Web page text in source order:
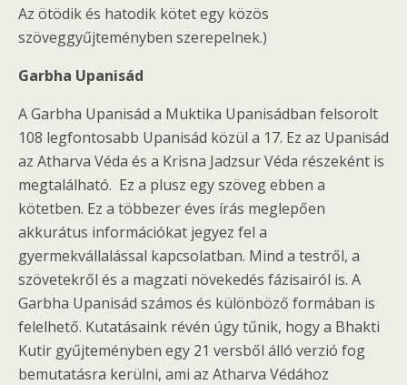
Az ötödik és hatodik kötet egy közös
szöveggyűjteményben szerepelnek.)
Garbha Upanisád
A Garbha Upanisád a Muktika Upanisádban felsorolt
108 legfontosabb Upanisád közül a 17. Ez az Upanisád
az Atharva Véda és a Krisna Jadzsur Véda részeként is
megtalálható. Ez a plusz egy szöveg ebben a
kötetben. Ez a többezer éves írás meglepően
akkurátus információkat jegyez fel a
gyermekvállalással kapcsolatban. Mind a testről, a
szövetekről és a magzati növekedés fázisairól is. A
Garbha Upanisád számos és különböző formában is
felelhető. Kutatásaink révén úgy tűnik, hogy a Bhakti
Kutir gyűjteményben egy 21 versből álló verzió fog
bemutatásra kerülni, ami az Atharva Védához